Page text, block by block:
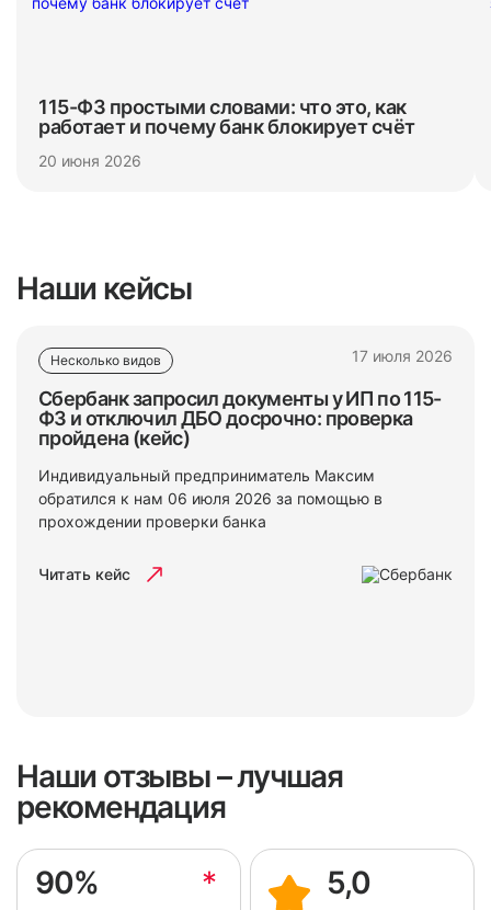
115-ФЗ простыми словами: что это, как
работает и почему банк блокирует счёт
20 июня 2026
Наши кейсы
Несколько видов 17 июля 2026
Сбербанк запросил документы у ИП по 115-
ФЗ и отключил ДБО досрочно: проверка
пройдена (кейс)
Индивидуальный предприниматель Максим
обратился к нам 06 июля 2026 за помощью в
прохождении проверки банка
Читать кейс
Наши отзывы – лучшая
рекомендация
90% * 5,0